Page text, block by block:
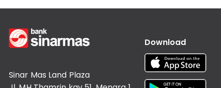
Sinar Mas Land Plaza
Download